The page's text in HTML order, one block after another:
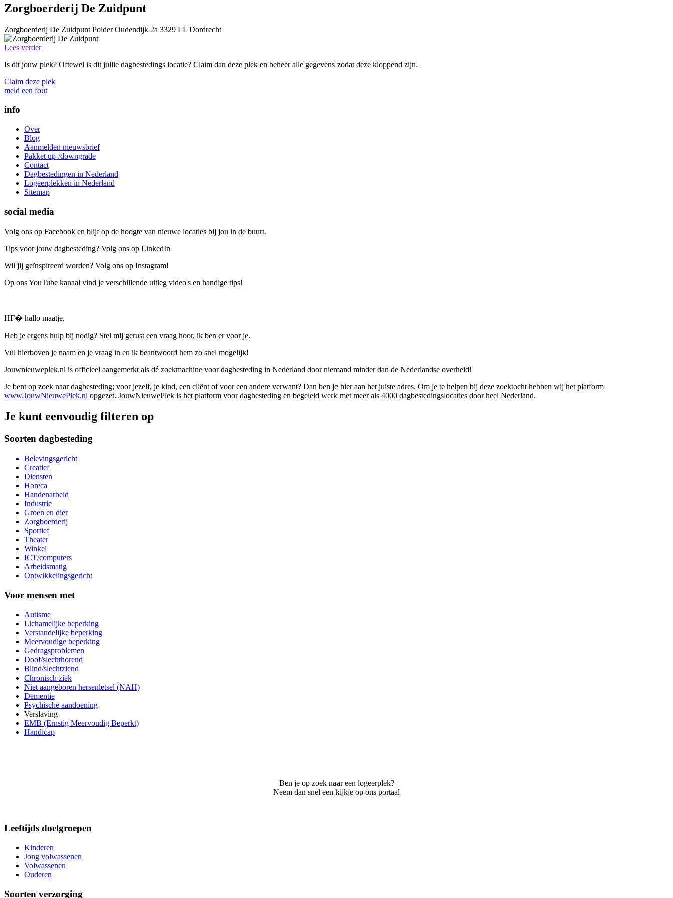
Zorgboerderij De Zuidpunt
Zorgboerderij De Zuidpunt Polder Oudendijk 2a 3329 LL Dordrecht
Lees verder
Is dit jouw plek? Oftewel is dit jullie dagbestedings locatie? Claim dan deze plek en beheer alle gegevens zodat deze kloppend zijn.
Claim deze plek
meld een fout
info
Over
Blog
Aanmelden nieuwsbrief
Pakket up-/downgrade
Contact
Dagbestedingen in Nederland
Logeerplekken in Nederland
Sitemap
social media
Volg ons op Facebook en blijf op de hoogte van nieuwe locaties bij jou in de buurt.
Tips voor jouw dagbesteding? Volg ons op LinkedIn
Wil jij geïnspireerd worden? Volg ons op Instagram!
Op ons YouTube kanaal vind je verschillende uitleg video's en handige tips!
HГ� hallo maatje,
Heb je ergens hulp bij nodig? Stel mij gerust een vraag hoor, ik ben er voor je.
Vul hierboven je naam en je vraag in en ik beantwoord hem zo snel mogelijk!
Jouwnieuweplek.nl is officieel aangemerkt als dé zoekmachine voor dagbesteding in Nederland door niemand minder dan de Nederlandse overheid!
Je bent op zoek naar dagbesteding; voor jezelf, je kind, een cliënt of voor een andere verwant? Dan ben je hier aan het juiste adres. Om je te helpen bij deze zoektocht hebben wij het platform
www.JouwNieuwePlek.nl opgezet. JouwNieuwePlek is het platform voor dagbesteding en begeleid werk met meer als 4000 dagbestedingslocaties door heel Nederland.
Je kunt eenvoudig filteren op
Soorten dagbesteding
Belevingsgericht
Creatief
Diensten
Horeca
Handenarbeid
Industrie
Groen en dier
Zorgboerderij
Sportief
Theater
Winkel
ICT/computers
Arbeidsmatig
Ontwikkelingsgericht
Voor mensen met
Autisme
Lichamelijke beperking
Verstandelijke beperking
Meervoudige beperking
Gedragsproblemen
Doof/slechthorend
Blind/slechtziend
Chronisch ziek
Niet aangeboren hersenletsel (NAH)
Dementie
Psychische aandoening
Verslaving
EMB (Ernstig Meervoudig Beperkt)
Handicap
Ben je op zoek naar een logeerplek?
Neem dan snel een kijkje op ons portaal
Leeftijds doelgroepen
Kinderen
Jong volwassenen
Volwassenen
Ouderen
Soorten verzorging